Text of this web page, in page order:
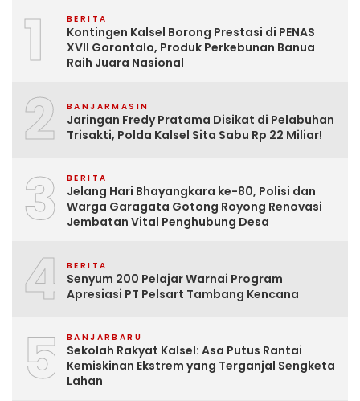
1 BERITA
Kontingen Kalsel Borong Prestasi di PENAS
XVII Gorontalo, Produk Perkebunan Banua
Raih Juara Nasional
2 BANJARMASIN
Jaringan Fredy Pratama Disikat di Pelabuhan
Trisakti, Polda Kalsel Sita Sabu Rp 22 Miliar!
3 BERITA
Jelang Hari Bhayangkara ke-80, Polisi dan
Warga Garagata Gotong Royong Renovasi
Jembatan Vital Penghubung Desa
4 BERITA
Senyum 200 Pelajar Warnai Program
Apresiasi PT Pelsart Tambang Kencana
5 BANJARBARU
Sekolah Rakyat Kalsel: Asa Putus Rantai
Kemiskinan Ekstrem yang Terganjal Sengketa
Lahan